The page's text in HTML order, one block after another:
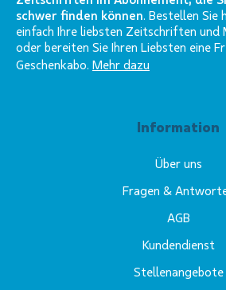
schwer finden können. Bestellen Sie
einfach Ihre liebsten Zeitschriften und
oder bereiten Sie Ihren Liebsten eine
Geschenkabo. Mehr dazu
Information
Über uns
Fragen &
AGB
Kundendienst
Stellenangebote